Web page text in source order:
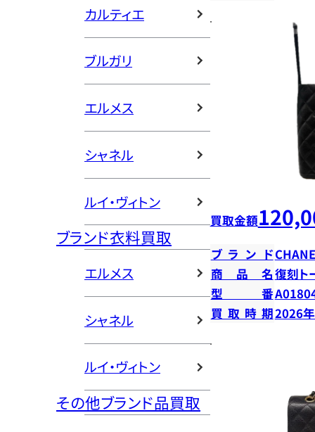
カルティエ
ブルガリ
エルメス
シャネル
ルイ・ヴィトン
ブランド衣料買取
エルメス
シャネル
ルイ・ヴィトン
その他ブランド品買取
買取金額
ブランド
商品名復刻ト
型番
買取時期2026